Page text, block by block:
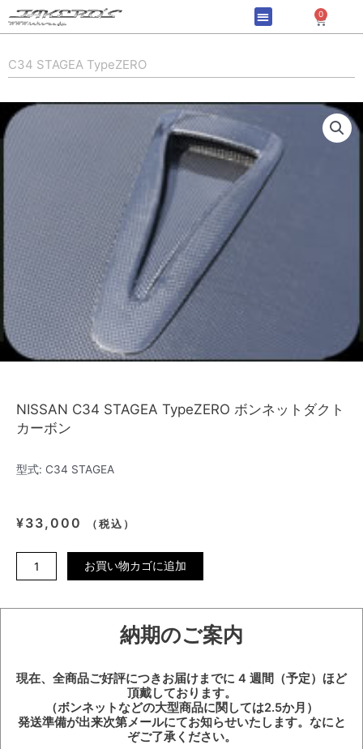
容
ス
キ
0
Cart
C34 STAGEA TypeZERO
NISSAN C34 STAGEA TypeZERO ボンネットダクト
カーボン
型式: C34 STAGEA
¥33,000 （税込）
NISSAN
C34
ッ
ダ
お買い物カゴに追加
納期のご案内
現在、全商品ご好評につきお届けまでに 4 週間（予定）ほど
頂戴しております。
（ボンネットなどの大型商品に関しては2.5か月）
発送準備が出来次第メールにてお知らせいたします。なにと
ぞご了承ください。